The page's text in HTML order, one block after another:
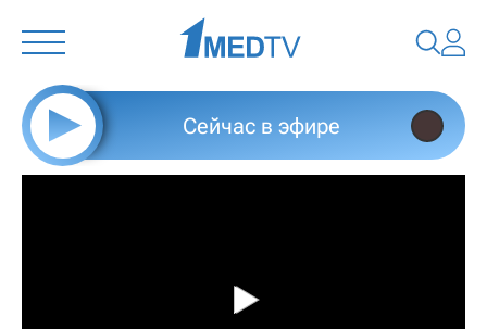
Сейчас в эфире